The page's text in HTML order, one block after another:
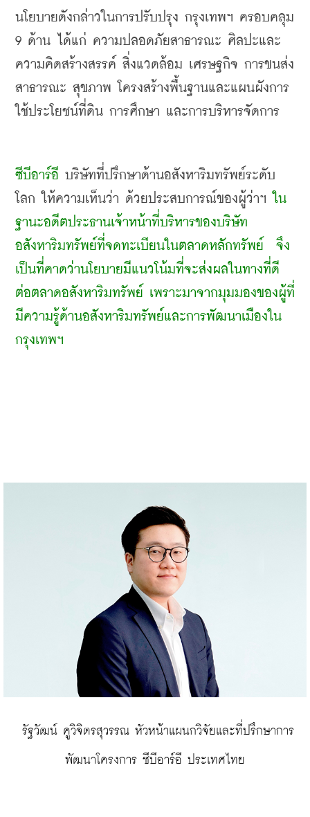
นโยบายดังกล่าวในการปรับปรุง กรุงเทพฯ ครอบคลุม
9 ด้าน ได้แก่ ความปลอดภัยสาธารณะ ศิลปะและ
ความคิดสร้างสรรค์ สิ่งแวดล้อม เศรษฐกิจ การขนส่ง
สาธารณะ สุขภาพ โครงสร้างพื้นฐานและแผนผังการ
ใช้ประโยชน์ที่ดิน การศึกษา และการบริหารจัดการ
ซีบีอาร์อี บริษัทที่ปรึกษาด้านอสังหาริมทรัพย์ระดับ
โลก ให้ความเห็นว่า ด้วยประสบการณ์ของผู้ว่าฯ
ใน
ฐานะอดีตประธานเจ้าหน้าที่บริหารของบริษัท
อสังหาริมทรัพย์ที่จดทะเบียนในตลาดหลักทรัพย์
จึง
เป็นที่คาดว่านโยบายมีแนวโน้มที่จะส่งผลในทางที่ดี
ต่อตลาดอสังหาริมทรัพย์ เพราะมาจากมุมมองของผู้ที่
มีความรู้ด้านอสังหาริมทรัพย์และการพัฒนาเมืองใน
กรุงเทพฯ
พัฒนาโครงการ ซีบีอาร์อี ประเทศไทย